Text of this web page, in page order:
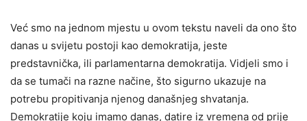
Već smo na jednom mjestu u ovom tekstu naveli da ono što
danas u svijetu postoji kao demokratija, jeste
predstavnička, ili parlamentarna demokratija. Vidjeli smo i
da se tumači na razne načine, što sigurno ukazuje na
potrebu propitivanja njenog današnjeg shvatanja.
Demokratije koju imamo danas, datire iz vremena od prije